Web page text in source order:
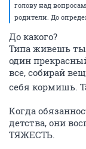
голову над
родители. До
До какого?
Типа живешь ты
один
все, собирай
себя кормишь.
Когда
детства, они
ТЯЖЕСТЬ.